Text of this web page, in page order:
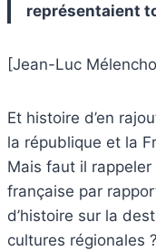
représentaient
[Jean-Luc
Et histoire d’en
la république et la
Mais faut il rappeler
française par
d’histoire sur la
cultures régionales